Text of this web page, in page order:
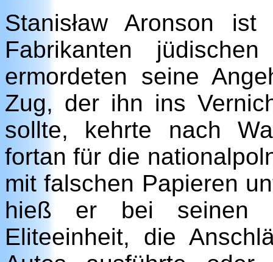
Stanisław Aronson
Fabrikanten
ermordeten seine
Zug, der ihn ins
sollte, kehrte nach
fortan für die
mit falschen Papieren
hieß er bei seinen
Eliteeinheit, die